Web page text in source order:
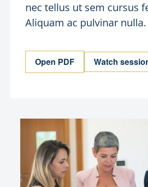
nec tellus ut sem cursus
Aliquam ac pulvinar nulla.
Open PDF Watch